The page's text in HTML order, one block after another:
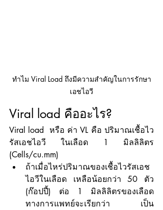
ทำไม Viral Load ถึงมีความสำคัญในการรักษา
เอชไอวี
Viral load คืออะไร?
Viral load  หรือ ค่า VL คือ ปริมาณเชื้อไว
รัสเอชไอวี ในเลือด 1 มิลลิลิตร
(Cells/cu.mm)
ถ้าเมื่อไหร่ปริมาณของเชื้อไวรัสเอช
ไอวีในเลือด เหลือน้อยกว่า 50 ตัว
(ก๊อปปี้) ต่อ 1 มิลลิลิตรของเลือด
ทางการแพทย์จะเรียกว่า เป็น